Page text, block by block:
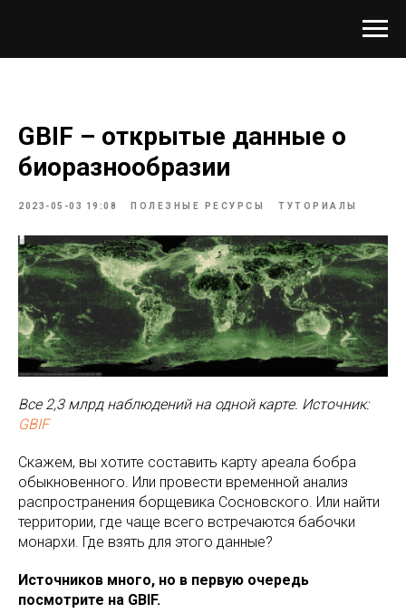
GBIF – открытые данные о
биоразнообразии
2023-05-03 19:08 ПОЛЕЗНЫЕ РЕСУРСЫ ТУТОРИАЛЫ
Все 2,3 млрд наблюдений на одной карте. Источник:
GBIF
Скажем, вы хотите составить карту ареала бобра
обыкновенного. Или провести временной анализ
распространения борщевика Сосновского. Или найти
территории, где чаще всего встречаются бабочки
монархи. Где взять для этого данные?
Источников много, но в первую очередь
посмотрите на GBIF.